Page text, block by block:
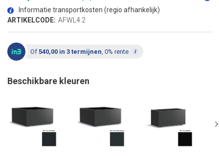
afbeeldingen-
gallerij
Informatie transportkosten (regio afhankelijk)
ARTIKELCODE: AFWL4.2
Of 540,00 in 3 termijnen, 0% rente
Beschikbare kleuren